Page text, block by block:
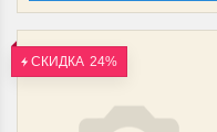
СКИДКА 24%